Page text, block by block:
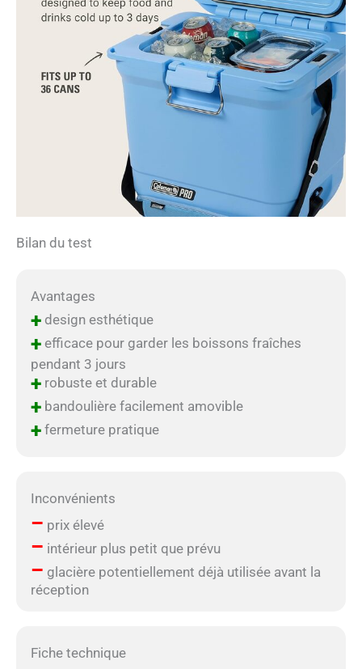
Bilan du test
Avantages
+design esthétique
+efficace pour garder les boissons fraîches
pendant 3 jours
+robuste et durable
+bandoulière facilement amovible
+fermeture pratique
Inconvénients
– prix élevé
– intérieur plus petit que prévu
– glacière potentiellement déjà utilisée avant la
réception
Fiche technique